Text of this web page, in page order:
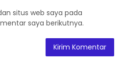
situs web saya pada
saya berikutnya.